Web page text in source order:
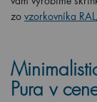
zo vzorkovníka
Pura v